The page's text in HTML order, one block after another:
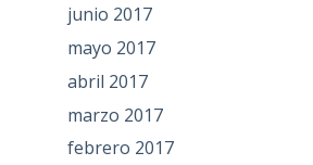
junio 2017
mayo 2017
abril 2017
marzo 2017
febrero 2017